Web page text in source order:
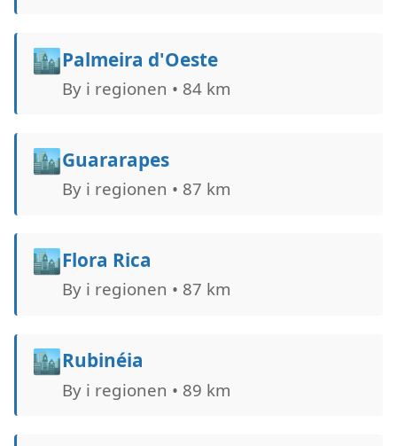
🏙️Palmeira d'Oeste
By i regionen • 84 km
🏙️Guararapes
By i regionen • 87 km
🏙️Flora Rica
By i regionen • 87 km
🏙️Rubinéia
By i regionen • 89 km